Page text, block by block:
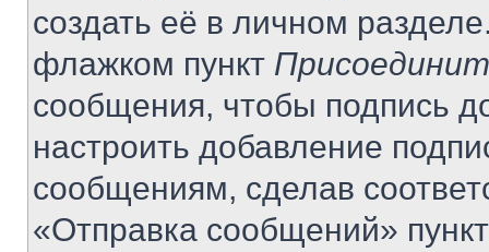
создать её в личном
флажком пункт
сообщения, чтобы подпись
настроить добавление
сообщениям, сделав
«Отправка сообщений»